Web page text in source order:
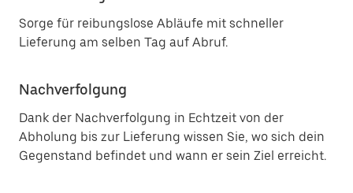
Sorge für reibungslose Abläufe mit schneller
Lieferung am selben Tag auf Abruf.
Nachverfolgung
Dank der Nachverfolgung in Echtzeit von der
Abholung bis zur Lieferung wissen Sie, wo sich dein
Gegenstand befindet und wann er sein Ziel erreicht.